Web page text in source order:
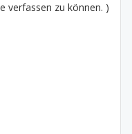
verfassen zu können. )